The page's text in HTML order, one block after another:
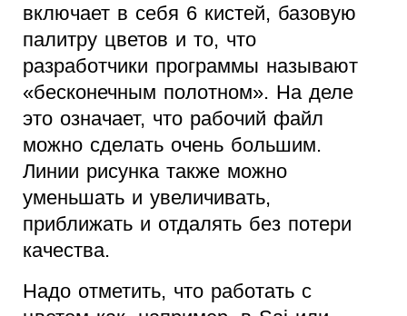
включает в себя 6 кистей, базовую
палитру цветов и то, что
разработчики программы называют
«бесконечным полотном». На деле
это означает, что рабочий файл
можно сделать очень большим.
Линии рисунка также можно
уменьшать и увеличивать,
приближать и отдалять без потери
качества.
Надо отметить, что работать с